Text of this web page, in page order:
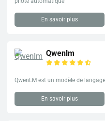
En savoir plus
Qwenlm
QwenLM est un modèle de
En savoir plus